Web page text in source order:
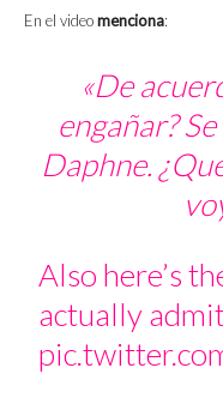
En el videomenciona:
«De
engañar?
Daphne.
Also here’s
actually